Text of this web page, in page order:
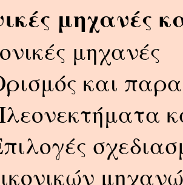
μηχανές
μηχανές
και